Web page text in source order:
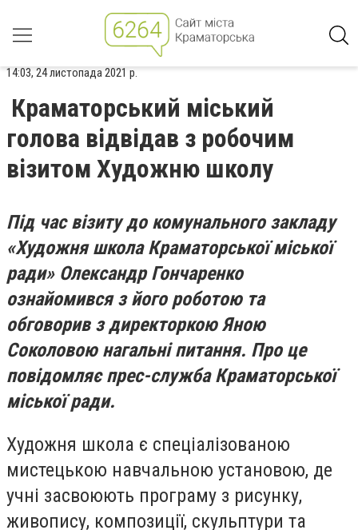
14:03, 24 листопада 2021 р.
Краматорський міський
голова відвідав з робочим
візитом Художню школу
Під час візиту до комунального закладу
«Художня школа Краматорської міської
ради» Олександр Гончаренко
ознайомився з його роботою та
обговорив з директоркою Яною
Соколовою нагальні питання. Про це
повідомляє прес-служба Краматорської
міської ради.
Художня школа є спеціалізованою
мистецькою навчальною установою, де
учні засвоюють програму з рисунку,
живопису, композиції, скульптури та